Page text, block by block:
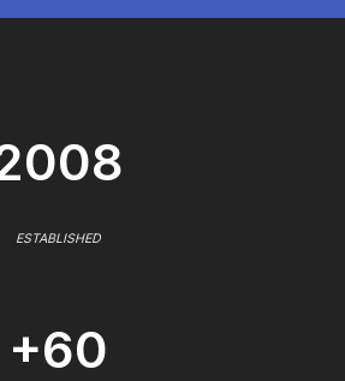
ESTABLISHED
+60